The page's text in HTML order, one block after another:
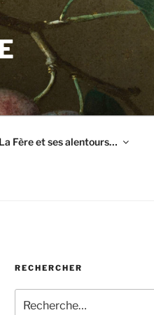
Fère et ses alentours…
RECHERCHER
pour